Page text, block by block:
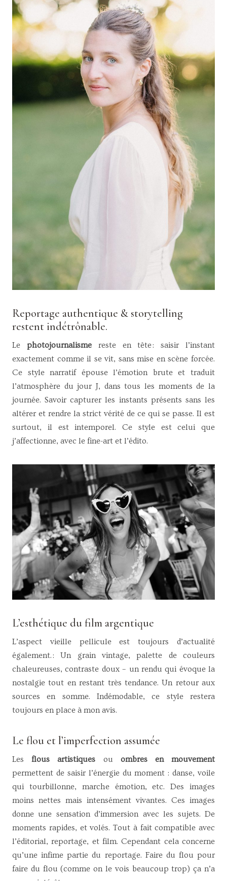
Reportage authentique & storytelling
restent indétrônable.
Le photojournalismereste en tête : saisir l’instant
exactement comme il se vit, sans mise en scène forcée.
Ce style narratif épouse l’émotion brute et traduit
l’atmosphère du jour J, dans tous les moments de la
journée. Savoir capturer les instants présents sans les
altérer et rendre la strict vérité de ce qui se passe. Il est
surtout, il est intemporel. Ce style est celui que
j’affectionne, avec le fine-art et l’édito.
L’esthétique du film argentique
L’aspect vieille pellicule est toujours d’actualité
également. : Un grain vintage, palette de couleurs
chaleureuses, contraste doux – un rendu qui évoque la
nostalgie tout en restant très tendance. Un retour aux
sources en somme. Indémodable, ce style restera
toujours en place à mon avis.
Le flou et l’imperfection assumée
Lesflous artistiques ou ombres en mouvement
permettent de saisir l’énergie du moment : danse, voile
qui tourbillonne, marche émotion, etc. Des images
moins nettes mais intensément vivantes. Ces images
donne une sensation d’immersion avec les sujets. De
moments rapides, et volés. Tout à fait compatible avec
l’éditorial, reportage, et film. Cependant cela concerne
qu’une infime partie du reportage. Faire du flou pour
faire du flou (comme on le vois beaucoup trop) ça n’a